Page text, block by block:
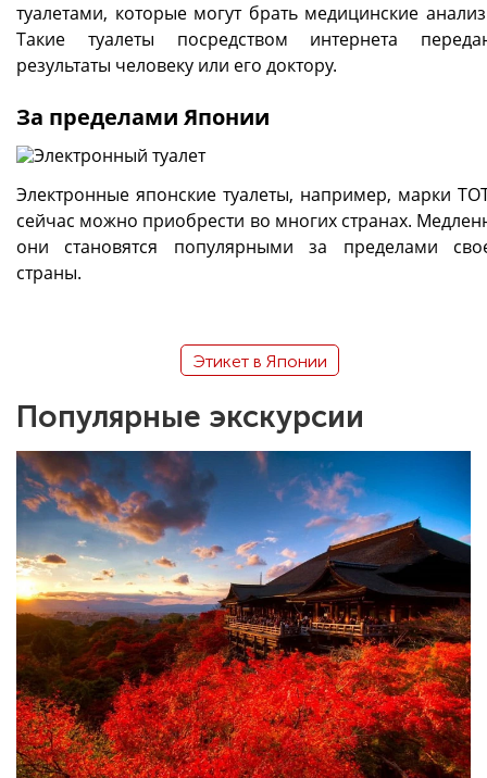
туалетами, которые могут брать медицинские
Такие туалеты посредством интернета
результаты человеку или его доктору.
За пределами Японии
Электронные японские туалеты, например, марки
сейчас можно приобрести во многих странах.
они становятся популярными за пределами
страны.
Этикет в Японии
Популярные экскурсии